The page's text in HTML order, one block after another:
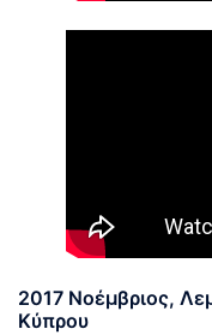
2017 Νοέμβριος,
Κύπρου